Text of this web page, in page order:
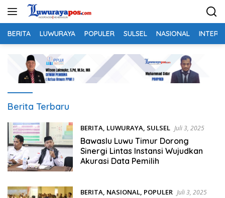
Langsung
BERITA LUWURAYA POPULER SULSEL NASIONAL
Luwurayapos.com
Berita Terbaru
BERITA LUWURAYA SULSEL Juli 3, 2025
Bawaslu Luwu Timur Dorong
Sinergi Lintas Instansi Wujudkan
Akurasi Data Pemilih
BERITA, NASIONAL, POPULER Juli 3, 2025